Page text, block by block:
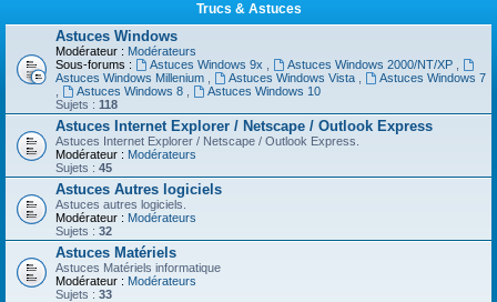
Trucs & Astuces
Astuces Windows
Modérateur : Modérateurs
Sous-forums :
Astuces Windows 9x Astuces Windows 2000/NT/XP
Astuces Windows Millenium
Astuces Windows Vista
Astuces Windows 7
Astuces Windows 8
Astuces Windows 10
Sujets : 118
Astuces Internet Explorer / Netscape / Outlook Express
Astuces Internet Explorer / Netscape / Outlook Express.
Modérateur : Modérateurs
Sujets : 45
Astuces Autres logiciels
Astuces autres logiciels.
Modérateur : Modérateurs
Sujets : 32
Astuces Matériels
Astuces Matériels informatique
Modérateur : Modérateurs
Sujets : 33